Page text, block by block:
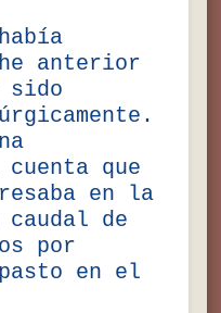
anterior
sido
que
en la
de
por
en el